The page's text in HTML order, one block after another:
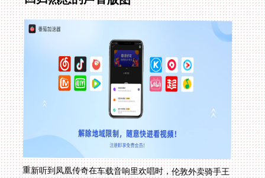
重新听到凤凰传奇在车载音响里欢唱时，伦敦外卖骑手王
师傅突然有种穿越回广州城中村的错觉。专业回国加速器
带来的不仅是技术解决方案，更是文化归属的心灵体验。
那些曾被地域限制阻断的旋律记忆重新在耳畔绽放：也许
是大学寝室的《七里香》循环，也许是父亲最爱的《涛声
依旧》，这些声音的复苏成为抵抗乡愁的精神良方。当温
哥华的冬夜飘起雪花时，一首毛不易的《消愁》可能就是